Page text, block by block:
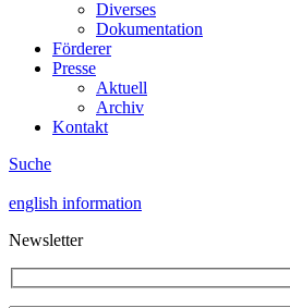
Diverses
Dokumentation
Förderer
Presse
Aktuell
Archiv
Kontakt
Suche
english information
Newsletter